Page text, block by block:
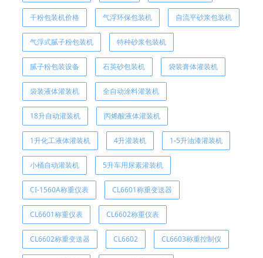
干粉包装机价格 气浮环保包装机 自流平砂浆包装机
气浮式腻子粉包装机 特种砂浆包装机
腻子粉包装设备 石英砂包装机 袋装膏体灌装机
袋装液体灌装机 全自动涂料灌装机
18升自动灌装机 丙烯酸液体灌装机
1升化工液体灌装机 4升灌装机 1-5升油漆灌装机
小桶自动灌装机 5升车用尿素灌装机
CI-1560A称重仪表 CL6601称重变送器
CL6601称重仪表 CL6602称重仪表
CL6602称重变送器 CL6602 CL6603称重控制仪